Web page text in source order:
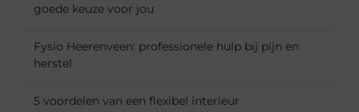
goede keuze voor jou
Fysio Heerenveen: professionele hulp bij pijn en
herstel
5 voordelen van een flexibel interieur